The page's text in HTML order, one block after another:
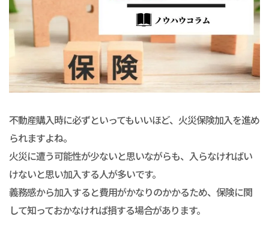
不動産購入時に必ずといってもいいほど、火災保険加入を進め
られますよね。
火災に遭う可能性が少ないと思いながらも、入らなければい
けないと思い加入する人が多いです。
義務感から加入すると費用がかなりのかかるため、保険に関
して知っておかなければ損する場合があります。